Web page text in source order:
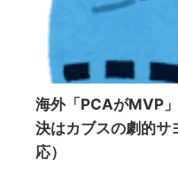
海外「PCAがMVP
決はカブスの劇的サ
応）